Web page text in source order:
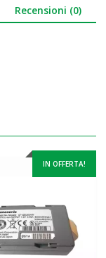
Recensioni (0)
IN OFFERTA!